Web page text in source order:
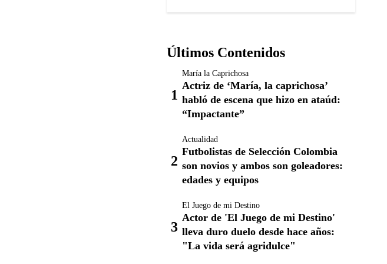
Últimos Contenidos
María la Caprichosa
Actriz de ‘María, la caprichosa’
habló de escena que hizo en ataúd:
“Impactante”
Actualidad
Futbolistas de Selección Colombia
son novios y ambos son goleadores:
edades y equipos
El Juego de mi Destino
Actor de 'El Juego de mi Destino'
lleva duro duelo desde hace años:
"La vida será agridulce"